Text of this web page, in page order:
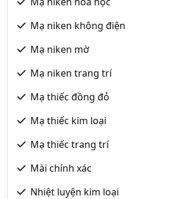
Mạ niken không điện
Mạ niken mờ
Mạ niken trang trí
Mạ thiếc đồng đỏ
Mạ thiếc kim loại
Mạ thiếc trang trí
Mài chính xác
Nhiệt luyện kim loại